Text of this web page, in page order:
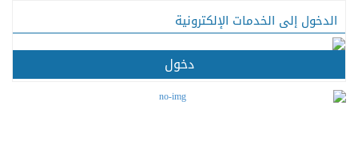
الدخول إلى الخدمات الإلكترونية
دخول